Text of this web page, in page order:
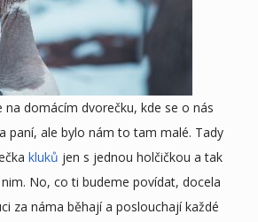
na domácím dvorečku, kde se o nás
paní, ale bylo nám to tam malé. Tady
kluků jen s jednou holčičkou a tak
No, co ti budeme povídat, docela
za náma běhají a poslouchají každé